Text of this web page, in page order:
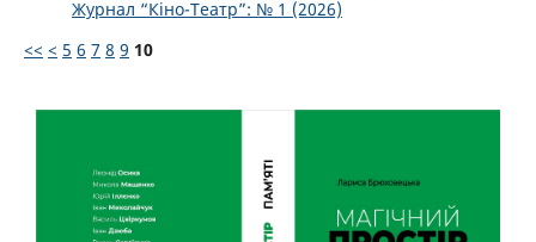
Журнал “Кіно-Театр”: № 1 (2026)
<< < 5 6 7 8 9 10